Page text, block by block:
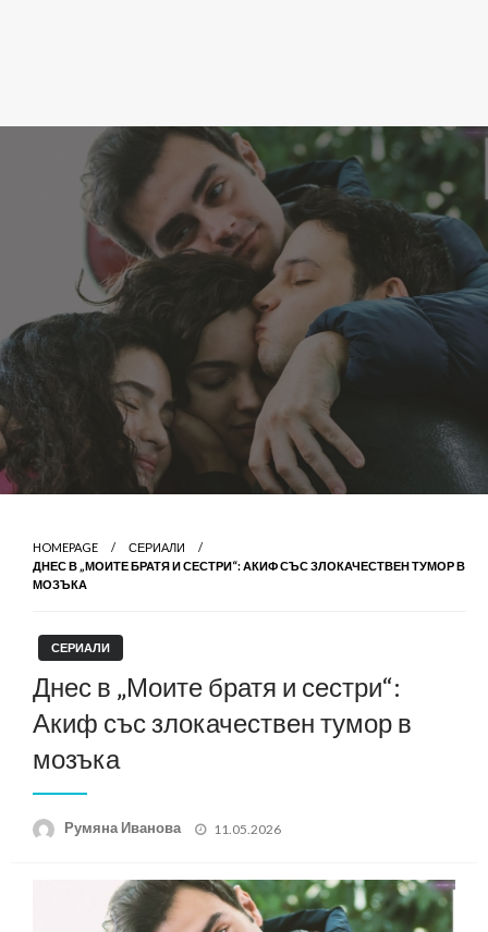
HOMEPAGE
СЕРИАЛИ
ДНЕС В „МОИТЕ БРАТЯ И СЕСТРИ“: АКИФ СЪС ЗЛОКАЧЕСТВЕН ТУМОР В
МОЗЪКА
СЕРИАЛИ
Днес в „Моите братя и сестри“:
Акиф със злокачествен тумор в
мозъка
Румяна Иванова
Posted
11.05.2026